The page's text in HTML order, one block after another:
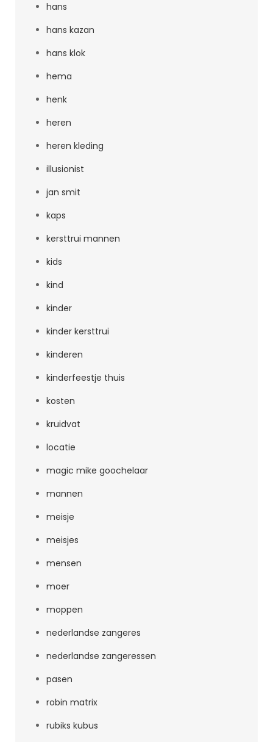
hans
hans kazan
hans klok
hema
henk
heren
heren kleding
illusionist
jan smit
kaps
kersttrui mannen
kids
kind
kinder
kinder kersttrui
kinderen
kinderfeestje thuis
kosten
kruidvat
locatie
magic mike goochelaar
mannen
meisje
meisjes
mensen
moer
moppen
nederlandse zangeres
nederlandse zangeressen
pasen
robin matrix
rubiks kubus